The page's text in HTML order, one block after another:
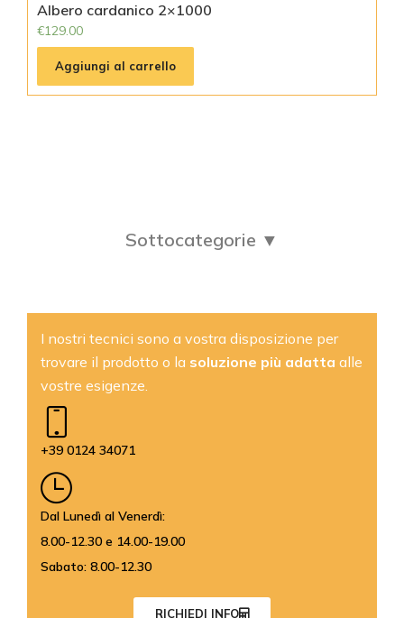
Albero cardanico 2×1000
€129.00
Aggiungi al carrello
Sottocategorie ▼
I nostri tecnici sono a vostra disposizione per
trovare il prodotto o la soluzione più adatta alle
vostre esigenze.
+39 0124 34071
Dal Lunedì al Venerdì:
8.00-12.30 e 14.00-19.00
Sabato: 8.00-12.30
RICHIEDI INFO